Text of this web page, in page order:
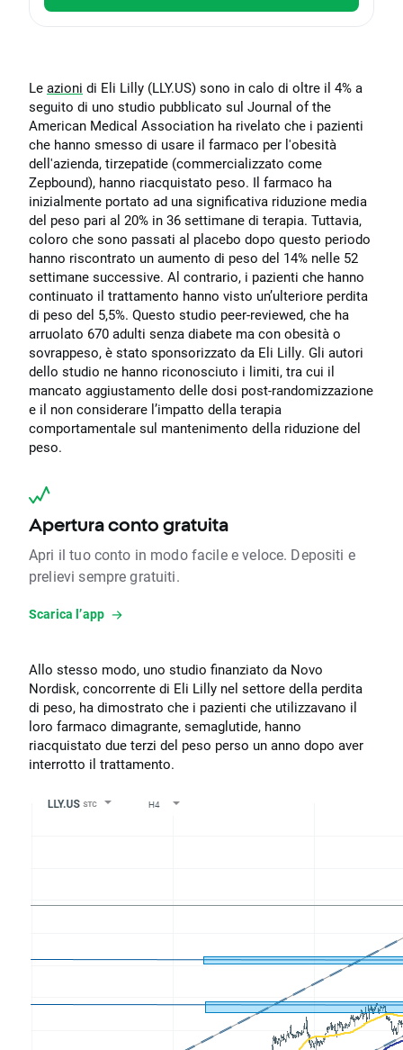
Le azioni di Eli Lilly (LLY.US) sono in calo di oltre il 4% a
seguito di uno studio pubblicato sul Journal of the
American Medical Association ha rivelato che i pazienti
che hanno smesso di usare il farmaco per l'obesità
dell'azienda, tirzepatide (commercializzato come
Zepbound), hanno riacquistato peso. Il farmaco ha
inizialmente portato ad una significativa riduzione media
del peso pari al 20% in 36 settimane di terapia. Tuttavia,
coloro che sono passati al placebo dopo questo periodo
hanno riscontrato un aumento di peso del 14% nelle 52
settimane successive. Al contrario, i pazienti che hanno
continuato il trattamento hanno visto un’ulteriore perdita
di peso del 5,5%. Questo studio peer-reviewed, che ha
arruolato 670 adulti senza diabete ma con obesità o
sovrappeso, è stato sponsorizzato da Eli Lilly. Gli autori
dello studio ne hanno riconosciuto i limiti, tra cui il
mancato aggiustamento delle dosi post-randomizzazione
e il non considerare l’impatto della terapia
comportamentale sul mantenimento della riduzione del
peso.
Apertura conto gratuita
Apri il tuo conto in modo facile e veloce. Depositi e
prelievi sempre gratuiti.
Scarica l’app
Allo stesso modo, uno studio finanziato da Novo
Nordisk, concorrente di Eli Lilly nel settore della perdita
di peso, ha dimostrato che i pazienti che utilizzavano il
loro farmaco dimagrante, semaglutide, hanno
riacquistato due terzi del peso perso un anno dopo aver
interrotto il trattamento.